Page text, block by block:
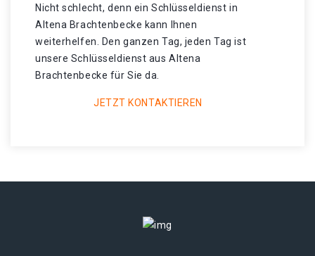
Nicht schlecht, denn ein Schlüsseldienst in
Altena Brachtenbecke kann Ihnen
weiterhelfen. Den ganzen Tag, jeden Tag ist
unsere Schlüsseldienst aus Altena
Brachtenbecke für Sie da.
JETZT KONTAKTIEREN